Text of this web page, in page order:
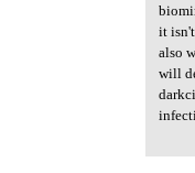
it
also
will